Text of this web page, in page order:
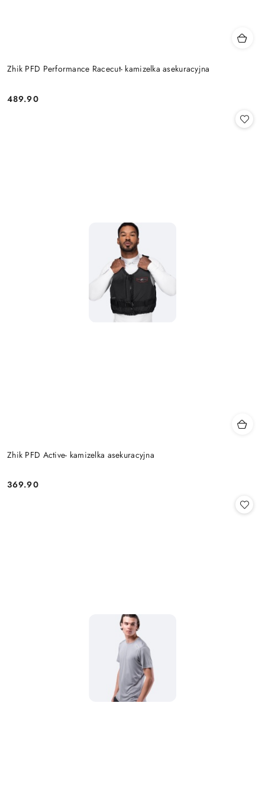
Zhik PFD Performance Racecut- kamizelka asekuracyjna
Cena:
489.90
Zhik PFD Active- kamizelka asekuracyjna
Cena:
369.90